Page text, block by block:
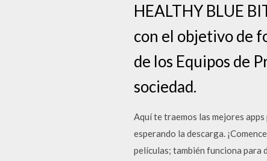
HEALTHY BLUE
con el objetivo de
de los Equipos de
sociedad.
Aquí te traemos las mejores
esperando la descarga.
películas; también funciona para